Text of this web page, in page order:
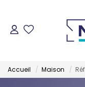
Accueil Maison